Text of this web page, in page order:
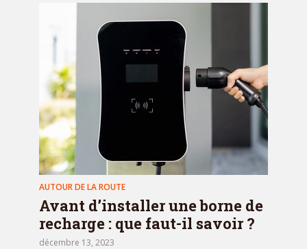
AUTOUR DE LA ROUTE
Avant d’installer une borne de
recharge : que faut-il savoir ?
décembre 13, 2023